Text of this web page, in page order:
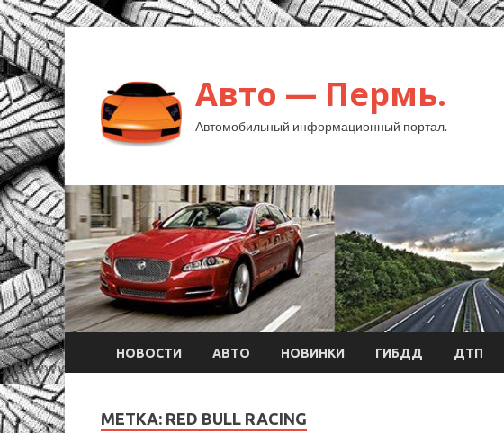
Авто — Пермь.
Автомобильный информационный портал.
НОВОСТИ АВТО НОВИНКИ ГИБДД ДТП
МЕТКА: RED BULL RACING